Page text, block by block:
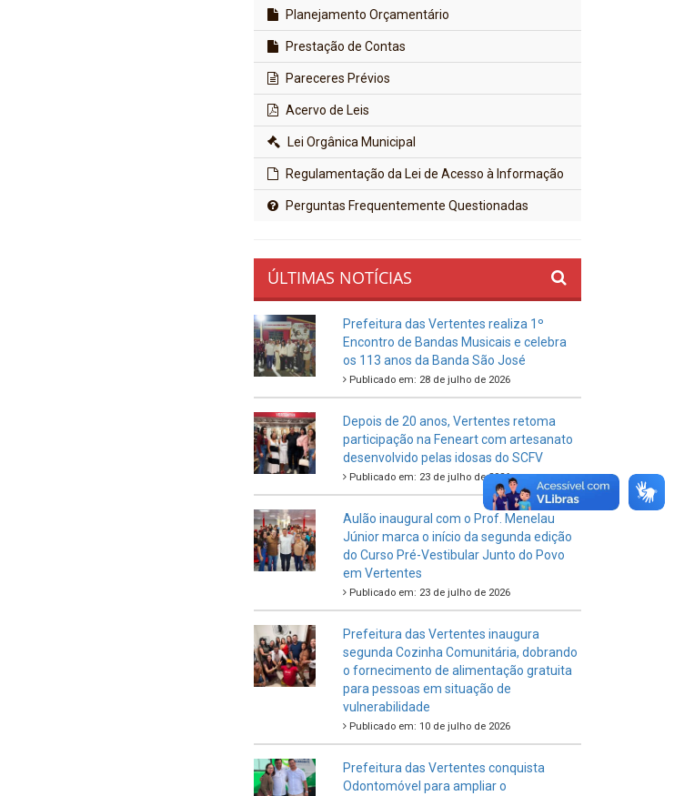
Planejamento Orçamentário
Prestação de Contas
Pareceres Prévios
Acervo de Leis
Lei Orgânica Municipal
Regulamentação da Lei de Acesso à Informação
Perguntas Frequentemente Questionadas
ÚLTIMAS NOTÍCIAS
Prefeitura das Vertentes realiza 1º
Encontro de Bandas Musicais e celebra
os 113 anos da Banda São José
Publicado em: 28 de julho de 2026
Depois de 20 anos, Vertentes retoma
participação na Feneart com artesanato
desenvolvido pelas idosas do SCFV
Publicado em: 23 de julho de 2026
Aulão inaugural com o Prof. Menelau
Júnior marca o início da segunda edição
do Curso Pré-Vestibular Junto do Povo
em Vertentes
Publicado em: 23 de julho de 2026
Prefeitura das Vertentes inaugura
segunda Cozinha Comunitária, dobrando
o fornecimento de alimentação gratuita
para pessoas em situação de
vulnerabilidade
Publicado em: 10 de julho de 2026
Prefeitura das Vertentes conquista
Odontomóvel para ampliar o